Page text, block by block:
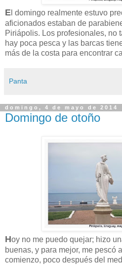
E l domingo realmente estuvo
aficionados estaban de
Piriápolis. Los profesionales, no
hay poca pesca y las barcas
más de la costa para encontrar
Panta
domingo, 4 de mayo de 2014
Domingo de otoño
Hoy no me puedo quejar; hizo
buenas, y para mejor, me pescó
comienzo, poco después del